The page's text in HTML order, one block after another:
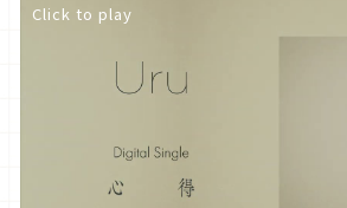
Click to play